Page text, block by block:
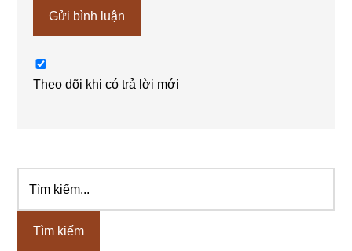
Theo dõi khi có trả lời mới
Sidebar
chính
kiếm...